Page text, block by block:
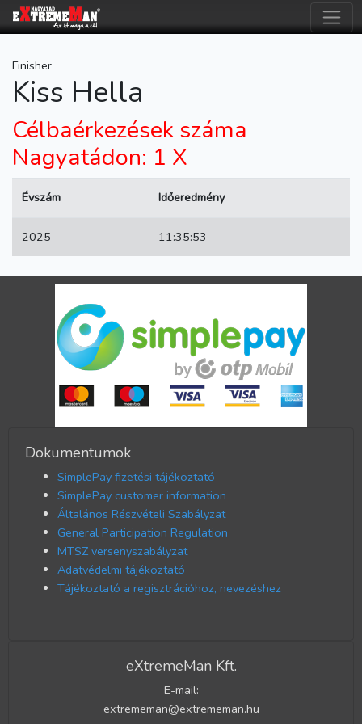
Finisher
Kiss Hella
Célbaérkezések száma
Nagyatádon: 1 X
Évszám Időeredmény
2025 11:35:53
Dokumentumok
SimplePay fizetési tájékoztató
SimplePay customer information
Általános Részvételi Szabályzat
General Participation Regulation
MTSZ versenyszabályzat
Adatvédelmi tájékoztató
Tájékoztató a regisztrációhoz, nevezéshez
eXtremeMan Kft.
E-mail:
extrememan@extrememan.hu